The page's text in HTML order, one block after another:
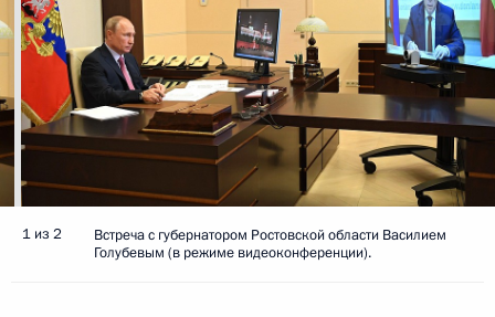
1 из 2
Встреча с губернатором Ростовской области Василием
Голубевым (в режиме видеоконференции).